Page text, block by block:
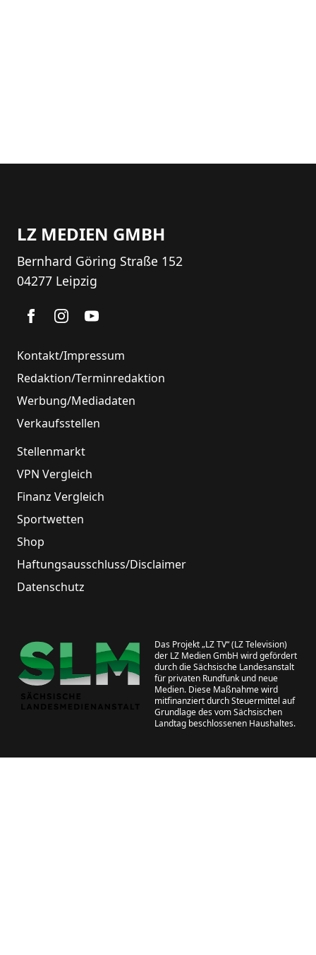
LZ MEDIEN GMBH
Bernhard Göring Straße 152
04277 Leipzig
Kontakt/Impressum
Redaktion/Terminredaktion
Werbung/Mediadaten
Verkaufsstellen
Stellenmarkt
VPN Vergleich
Finanz Vergleich
Sportwetten
Shop
Haftungsausschluss/Disclaimer
Datenschutz
Das Projekt „LZ TV“ (LZ Television)
der LZ Medien GmbH wird gefördert
durch die Sächsische Landesanstalt
für privaten Rundfunk und neue
Medien. Diese Maßnahme wird
mitfinanziert durch Steuermittel auf
Grundlage des vom Sächsischen
Landtag beschlossenen Haushaltes.